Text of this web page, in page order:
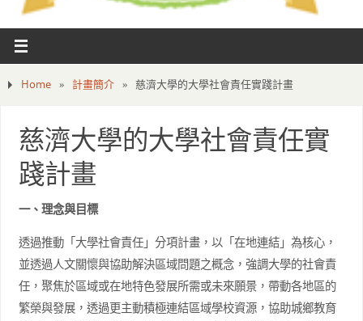
Home » 計畫簡介 » 慈濟大學的大學社會責任實踐計畫
慈濟大學的大學社會責任實
踐計畫
一、理念與目標
透過推動「大學社會責任」分項計畫，以「在地連結」為核心，
並透過人文關懷與協助解決區域問題之概念，強調大學的社會責
任，聚焦於區域或在地特色發展所需或未來願景，帶動各地區的
繁榮與發展，透過更主動積極連結區域學校資源，協助城鄉教育